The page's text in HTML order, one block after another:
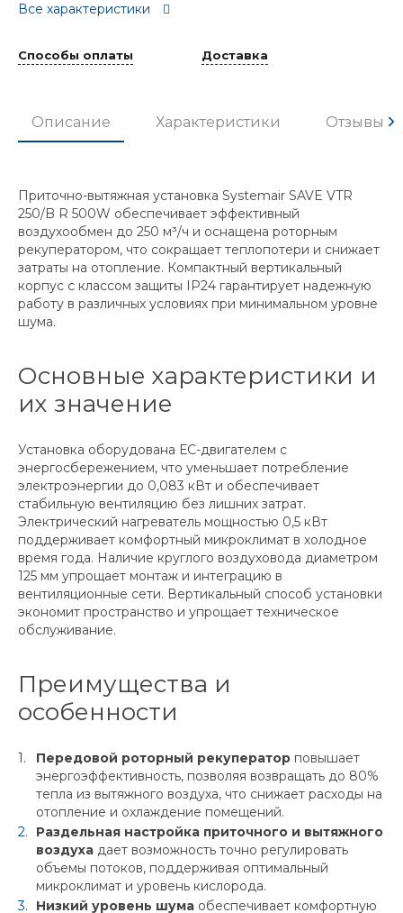
Все характеристики
Способы оплаты Доставка
Описание Характеристики Отзывы
Приточно-вытяжная установка Systemair SAVE VTR
250/B R 500W обеспечивает эффективный
воздухообмен до 250 м³/ч и оснащена роторным
рекуператором, что сокращает теплопотери и снижает
затраты на отопление. Компактный вертикальный
корпус с классом защиты IP24 гарантирует надежную
работу в различных условиях при минимальном уровне
шума.
Основные характеристики и
их значение
Установка оборудована ЕС-двигателем с
энергосбережением, что уменьшает потребление
электроэнергии до 0,083 кВт и обеспечивает
стабильную вентиляцию без лишних затрат.
Электрический нагреватель мощностью 0,5 кВт
поддерживает комфортный микроклимат в холодное
время года. Наличие круглого воздуховода диаметром
125 мм упрощает монтаж и интеграцию в
вентиляционные сети. Вертикальный способ установки
экономит пространство и упрощает техническое
обслуживание.
Преимущества и
особенности
Передовой роторный рекуператор повышает
энергоэффективность, позволяя возвращать до 80%
тепла из вытяжного воздуха, что снижает расходы на
отопление и охлаждение помещений.
Раздельная настройка приточного и вытяжного
воздуха дает возможность точно регулировать
объемы потоков, поддерживая оптимальный
микроклимат и уровень кислорода.
Низкий уровень шума обеспечивает комфортную